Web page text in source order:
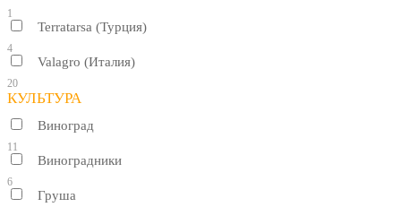
1
Terratarsa (Турция)
4
Valagro (Италия)
20
КУЛЬТУРА
Виноград
11
Виноградники
6
Груша